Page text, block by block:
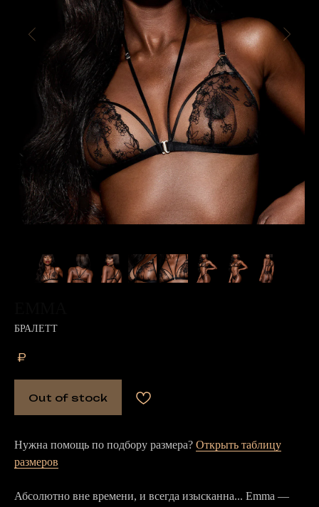
БРАЛЕТТ
₽
Out of stock
Нужна помощь по подбору размера? Открыть таблицу
размеров
Абсолютно вне времени, и всегда изысканна... Emma —